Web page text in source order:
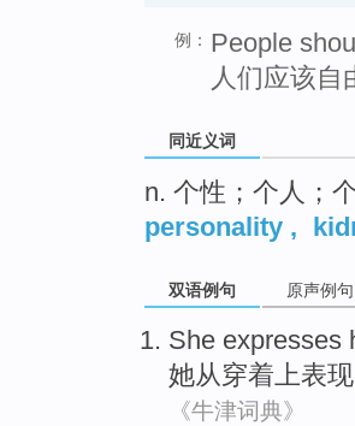
例： People
人们应该自
同近义词
n. 个性；个人；
personality ,
双语例句 原声例句
She expresses
她从穿着上表
《牛津词典》